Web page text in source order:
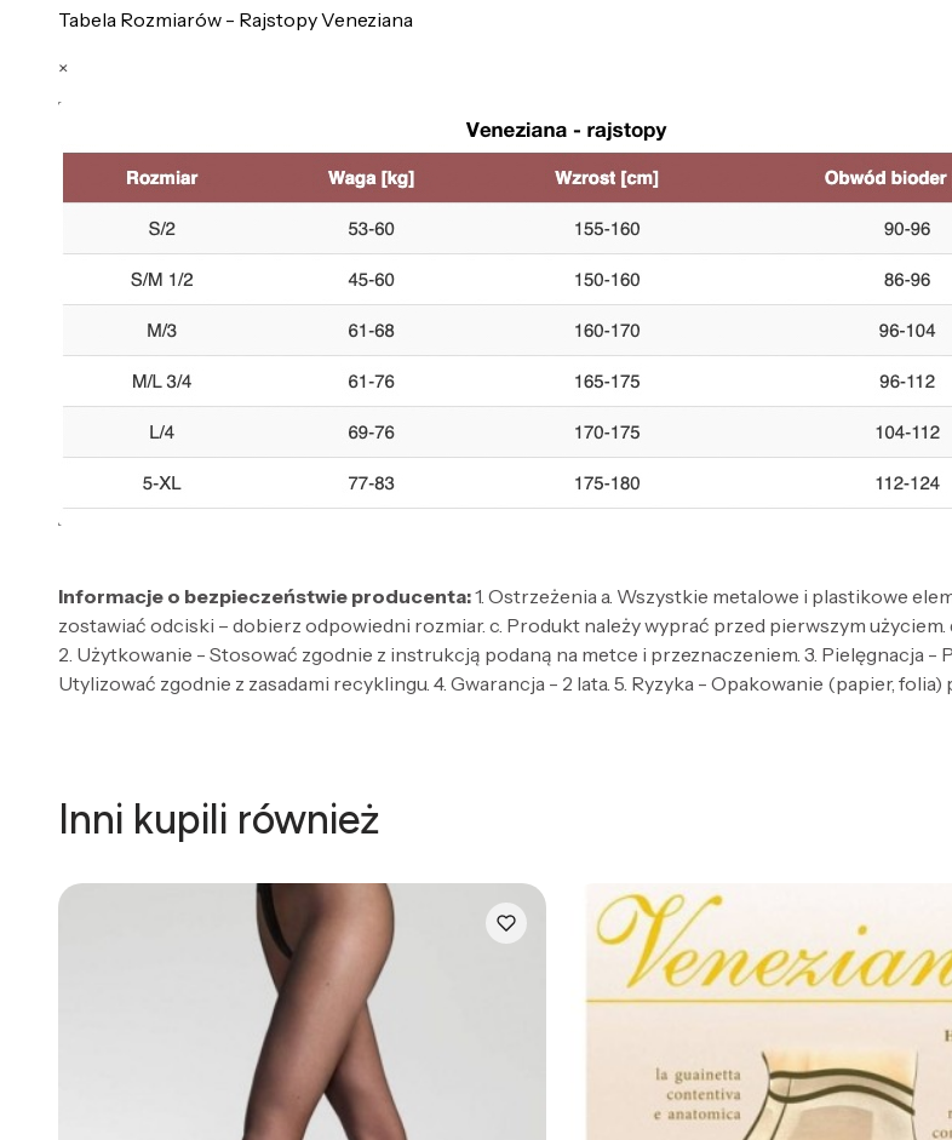
Tabela Rozmiarów - Rajstopy Veneziana
×
Informacje o bezpieczeństwie producenta:1. Ostrzeżenia a. Wszystkie metalowe i plastikowe
zostawiać odciski – dobierz odpowiedni rozmiar. c. Produkt należy wyprać przed pierwszym użyciem.
2. Użytkowanie - Stosować zgodnie z instrukcją podaną na metce i przeznaczeniem. 3. Pielęgnacja
Utylizować zgodnie z zasadami recyklingu. 4. Gwarancja - 2 lata. 5. Ryzyka - Opakowanie (papier,
Inni kupili również